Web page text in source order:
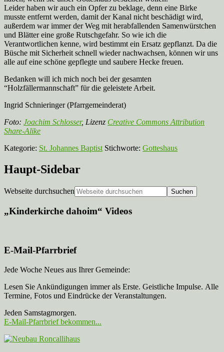
Leider haben wir auch ein Opfer zu beklage, denn eine Birke
musste entfernt werden, damit der Kanal nicht beschädigt wird,
außerdem war immer der Weg mit herabfallenden Samenwürstchen
und Blätter eine große Rutschgefahr. So wie ich die
Verantwortlichen kenne, wird bestimmt ein Ersatz gepflanzt. Da die
Büsche mit Sicherheit schnell wieder nachwachsen, können wir uns
alle auf eine schöne gepflegte und saubere Hecke freuen.
Bedanken will ich mich noch bei der gesamten
“Holzfällermannschaft” für die geleistete Arbeit.
Ingrid Schnieringer (Pfarrgemeinderat)
Foto: Joachim Schlosser, Lizenz Creative Commons Attribution
Share-Alike
Kategorie: St. Johannes Baptist Stichworte: Gotteshaus
Haupt-Sidebar
Webseite durchsuchen
„Kinderkirche dahoim“ Videos
E-Mail-Pfarrbrief
Jede Woche Neues aus Ihrer Gemeinde:
Lesen Sie Ankündigungen immer als Erste. Geistliche Impulse. Alle
Termine, Fotos und Eindrücke der Veranstaltungen.
Jeden Samstagmorgen.
E-Mail-Pfarrbrief bekommen...